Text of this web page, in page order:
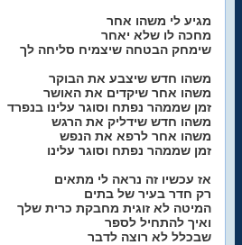
מגיע לי משהו אחר
מחכה לו שלא יאחר
שימחק הבטחה שיצמיח סליחה לך
משהו חדש שיצבע את הבוקר
משהו אחר שיקדים את האושר
זמן שממהר נפתח וסוגר עלינו בנפרד
משהו חדש שידליק את הרגש
משהו אחר לרפא את הנפש
זמן שממהר נפתח וסוגר עלינו
אז עכשיו זה נראה לי מתאים
רק חדר בעיר של בתים
המיטה לא זוגית מחבקת כרית שלך
ואיך להתחיל לספר
שבכלל לא רוצה לדבר